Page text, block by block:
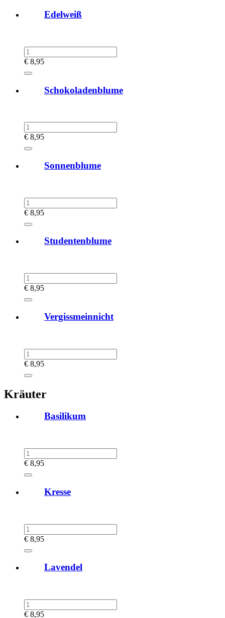
Edelweiß
€ 8,95
Schokoladenblume
€ 8,95
Sonnenblume
€ 8,95
Studentenblume
€ 8,95
Vergissmeinnicht
€ 8,95
Kräuter
Basilikum
€ 8,95
Kresse
€ 8,95
Lavendel
€ 8,95